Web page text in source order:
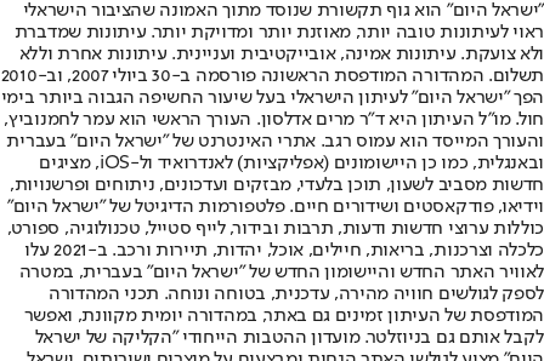
"ישראל היום" הוא גוף תקשורת שנוסד מתוך האמונה שהציבור הישראלי
ראוי לעיתונות טובה יותר, מאוזנת יותר ומדויקת יותר. עיתונות שמדברת
ולא צועקת. עיתונות אמינה, אובייקטיבית ועניינית. עיתונות אחרת וללא
תשלום. המהדורה המודפסת הראשונה פורסמה ב-30 ביולי 2007, וב-2010
הפך "ישראל היום" לעיתון הישראלי בעל שיעור החשיפה הגבוה ביותר בימי
חול. מו"ל העיתון היא ד"ר מרים אדלסון. העורך הראשי הוא עמר לחמנוביץ,
והעורך המייסד הוא עמוס רגב. אתרי האינטרנט של "ישראל היום" בעברית
ובאנגלית, כמו כן היישומונים (אפליקציות) לאנדרואיד ול-iOS, מציגים
חדשות מסביב לשעון, תוכן בלעדי, מבזקים ועדכונים, ניתוחים ופרשנויות,
וידיאו, פודקאסטים ושידורים חיים. פלטפורמות הדיגיטל של "ישראל היום"
כוללות ערוצי חדשות ודעות, תרבות ובידור, לייף סטייל, טכנולוגיה, ספורט,
כלכלה וצרכנות, בריאות, חיילים, אוכל, יהדות, תיירות ורכב. ב-2021 עלו
לאוויר האתר החדש והיישומון החדש של "ישראל היום" בעברית, במטרה
לספק לגולשים חוויה מהירה, עדכנית, בטוחה ונוחה. תכני המהדורה
המודפסת של העיתון זמינים גם באתר, במהדורה יומית מקוונת, ואפשר
לקבל אותם גם בניוזלטר. מועדון ההטבות הייחודי "הקליקה של ישראל